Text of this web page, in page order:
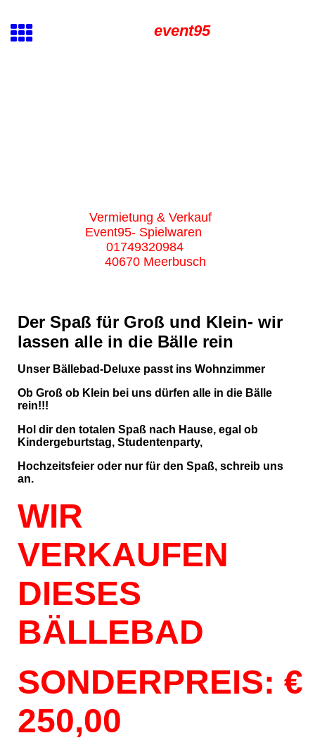
event95
Vermietung & Verkauf
Event95- Spielwaren
01749320984
40670 Meerbusch
Der Spaß für Groß und Klein- wir
lassen alle in die Bälle rein
Unser Bällebad-Deluxe passt ins Wohnzimmer
Ob Groß ob Klein bei uns dürfen alle in die Bälle
rein!!!
Hol dir den totalen Spaß nach Hause, egal ob
Kindergeburtstag, Studentenparty,
Hochzeitsfeier oder nur für den Spaß, schreib uns
an.
WIR
VERKAUFEN
DIESES
BÄLLEBAD
SONDERPREIS: €
250,00